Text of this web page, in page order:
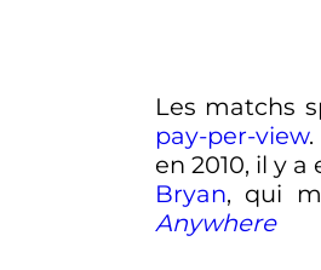
Les matchs
pay-per-view.
en 2010, il y a
Bryan, qui
Anywhere